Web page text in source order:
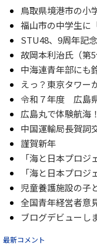
鳥取県境港市の小
福山市の中学生に
STU48、9周年記
故岡本利治氏（第
中海連青年部にも
えっ？東京タワー
令和７年度 広島
広島丸で体験航海！
中国運輸局長賀詞
謹賀新年
「海と日本プロ
「海と日本プロ
児童養護施設の子
全国青年経営者意
ブログデビューし
最新コメント